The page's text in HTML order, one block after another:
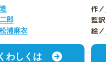
郎
松浦麻衣
わしくは
作／
監
絵／